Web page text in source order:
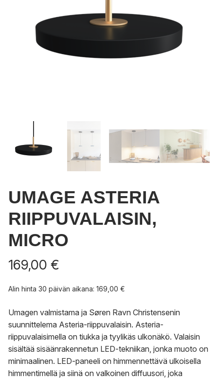
UMAGE ASTERIA
RIIPPUVALAISIN,
MICRO
169,00 €
Alin hinta 30 päivän aikana: 169,00 €
Umagen valmistama ja Søren Ravn Christensenin
suunnittelema Asteria-riippuvalaisin. Asteria-
riippuvalaisimella on tiukka ja tyylikäs ulkonäkö. Valaisin
sisältää sisäänrakennetun LED-tekniikan, jonka muoto on
minimaalinen. LED-paneeli on himmennettävä ulkoisella
himmentimellä ja siinä on valkoinen diffuusori, joka